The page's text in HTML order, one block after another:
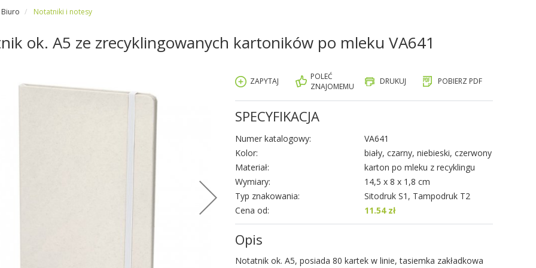
Biuro Notatniki i notesy
ok. A5 ze zrecyklingowanych kartoników po mleku VA641
ZAPYTAJ
POLEĆ
ZNAJOMEMU
DRUKUJ POBIERZ PDF
SPECYFIKACJA
Numer katalogowy:
VA641
Kolor:
biały, czarny, niebieski, czerwony
Materiał:
karton po mleku z recyklingu
Wymiary:
14,5 x 8 x 1,8 cm
Typ znakowania:
Sitodruk S1, Tampodruk T2
Cena od:
11.54 zł
Opis
Notatnik ok. A5, posiada 80 kartek w linie, tasiemka zakładkowa